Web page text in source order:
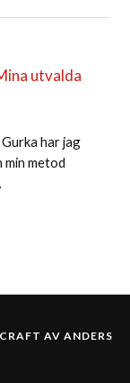
utvalda
har jag
min metod
AV ANDERS